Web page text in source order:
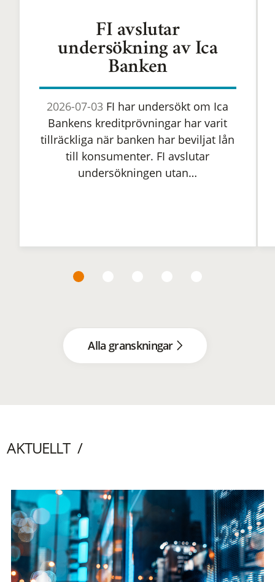
FI avslutar
undersökning av Ica
Banken
2026-07-03 FI har undersökt om Ica
Bankens kreditprövningar har varit
tillräckliga när banken har beviljat lån
till konsumenter. FI avslutar
undersökningen utan…
Alla granskningar
AKTUELLT